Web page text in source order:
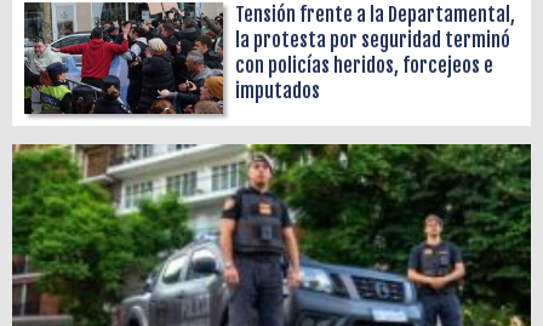
Tensión frente a la Departamental,
la protesta por seguridad terminó
con policías heridos, forcejeos e
imputados